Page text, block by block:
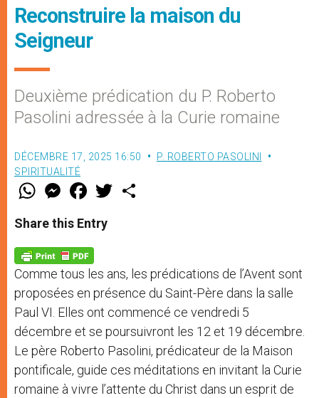
Reconstruire la maison du
Seigneur
Deuxième prédication du P. Roberto
Pasolini adressée à la Curie romaine
DÉCEMBRE 17, 2025 16:50
P. ROBERTO PASOLINI
SPIRITUALITÉ
W
t
s
p
p
M
e
s
e
g
e
r
F
a
e
b
o
k
w
Share this Entry
Comme tous les ans, les prédications de l’Avent sont
proposées en présence du Saint-Père dans la salle
Paul VI. Elles ont commencé ce vendredi 5
décembre et se poursuivront les 12 et 19 décembre.
Le père Roberto Pasolini, prédicateur de la Maison
pontificale, guide ces méditations en invitant la Curie
romaine à vivre l’attente du Christ dans un esprit de